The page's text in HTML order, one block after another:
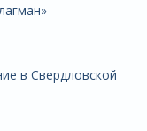
в Свердловской